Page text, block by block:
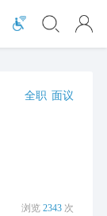
全职 面议
浏览2343 次